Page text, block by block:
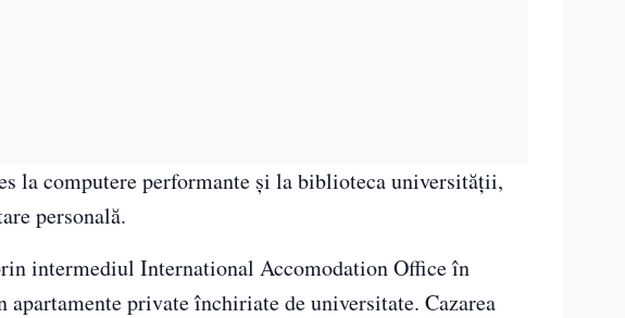
la computere performante şi la biblioteca universităţii,
personală.
intermediul International Accomodation Office în
private închiriate de universitate. Cazarea